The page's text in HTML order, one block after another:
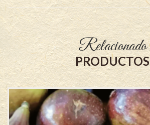
Relacionado
PRODUCTOS